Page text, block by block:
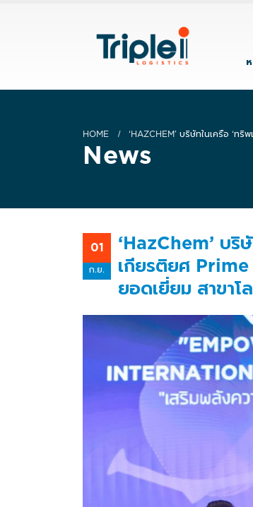
HOME ‘HAZCHEM’ บริษัทในเครือ ‘ท
News
01
ก.ย.
‘HazChem’ บริ
เกียรติยศ
ยอดเยี่ยม สาขาโ